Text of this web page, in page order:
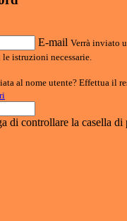
E-mail Verrà inviato
istruzioni necessarie.
al nome utente? Effettua il
di controllare la casella di